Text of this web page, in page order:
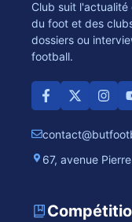
Club suit
du foot et des
dossiers ou
football.
67, avenue